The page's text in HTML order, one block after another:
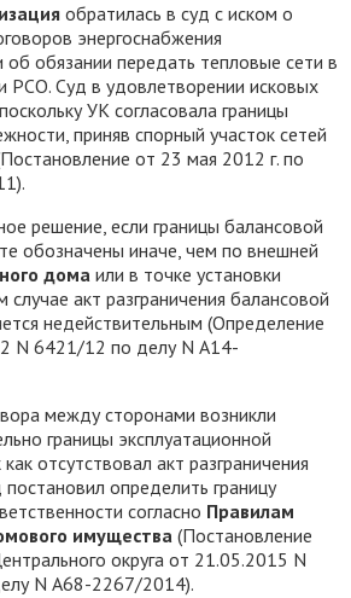
обратилась в суд с иском о
энергоснабжения
обязании передать тепловые сети в
РСО. Суд в удовлетворении исковых
УК согласовала границы
приняв спорный участок сетей
от 23 мая 2012 г. по
решение, если границы балансовой
обозначены иначе, чем по внешней
дома или в точке установки
акт разграничения балансовой
недействительным (Определение
N 6421/12 по делу N А14-
между сторонами возникли
границы эксплуатационной
отсутствовал акт разграничения
определить границу
согласно Правилам
имущества (Постановление
округа от 21.05.2015 N
N А68-2267/2014).